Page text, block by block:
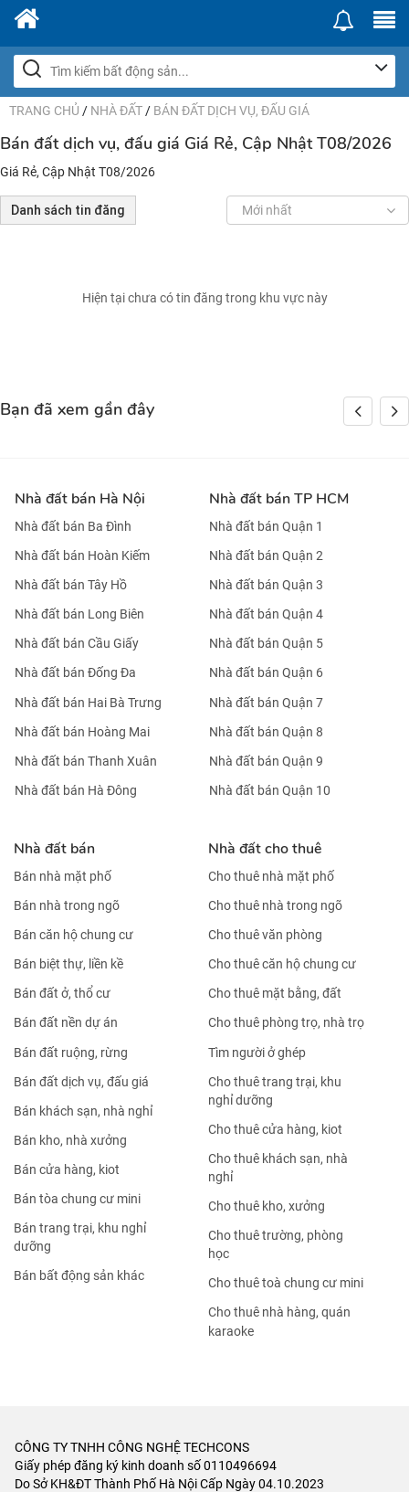
TRANG CHỦ / NHÀ ĐẤT / BÁN ĐẤT DỊCH VỤ, ĐẤU GIÁ
Bán đất dịch vụ, đấu giá Giá Rẻ, Cập Nhật T08/2026
Giá Rẻ, Cập Nhật T08/2026
Danh sách tin đăng Mới nhất
Hiện tại chưa có tin đăng trong khu vực này
Bạn đã xem gần đây
Nhà đất bán Hà Nội
Nhà đất bán Ba Đình
Nhà đất bán Hoàn Kiếm
Nhà đất bán Tây Hồ
Nhà đất bán Long Biên
Nhà đất bán Cầu Giấy
Nhà đất bán Đống Đa
Nhà đất bán Hai Bà Trưng
Nhà đất bán Hoàng Mai
Nhà đất bán Thanh Xuân
Nhà đất bán Hà Đông
Nhà đất bán TP HCM
Nhà đất bán Quận 1
Nhà đất bán Quận 2
Nhà đất bán Quận 3
Nhà đất bán Quận 4
Nhà đất bán Quận 5
Nhà đất bán Quận 6
Nhà đất bán Quận 7
Nhà đất bán Quận 8
Nhà đất bán Quận 9
Nhà đất bán Quận 10
Nhà đất bán
Bán nhà mặt phố
Bán nhà trong ngõ
Bán căn hộ chung cư
Bán biệt thự, liền kề
Bán đất ở, thổ cư
Bán đất nền dự án
Bán đất ruộng, rừng
Bán đất dịch vụ, đấu giá
Bán khách sạn, nhà nghỉ
Bán kho, nhà xưởng
Bán cửa hàng, kiot
Bán tòa chung cư mini
Bán trang trại, khu nghỉ
dưỡng
Bán bất động sản khác
Nhà đất cho thuê
Cho thuê nhà mặt phố
Cho thuê nhà trong ngõ
Cho thuê văn phòng
Cho thuê căn hộ chung cư
Cho thuê mặt bằng, đất
Cho thuê phòng trọ, nhà trọ
Tìm người ở ghép
Cho thuê trang trại, khu
nghỉ dưỡng
Cho thuê cửa hàng, kiot
Cho thuê khách sạn, nhà
nghỉ
Cho thuê kho, xưởng
Cho thuê trường, phòng
học
Cho thuê toà chung cư mini
Cho thuê nhà hàng, quán
karaoke
CÔNG TY TNHH CÔNG NGHỆ TECHCONS
Giấy phép đăng ký kinh doanh số 0110496694
Do Sở KH&ĐT Thành Phố Hà Nội Cấp Ngày 04.10.2023